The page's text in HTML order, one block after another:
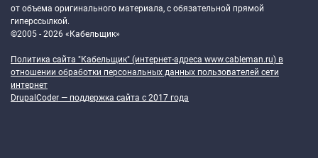
от объема оригинального материала, с обязательной прямой
гиперссылкой.
©2005 - 2026 «Кабельщик»
Политика сайта "Кабельщик" (интернет-адреса www.cableman.ru) в
отношении обработки персональных данных пользователей сети
интернет
DrupalCoder — поддержка сайта c 2017 года